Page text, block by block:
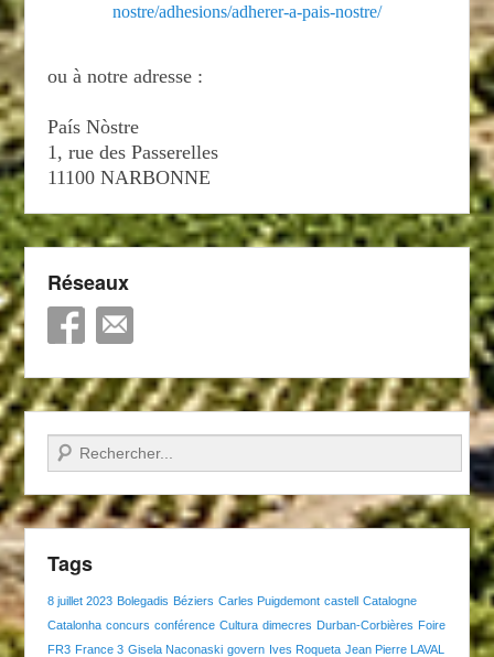
nostre/adhesions/adherer-a-pais-nostre/
ou à notre adresse :
País Nòstre
1, rue des Passerelles
11100 NARBONNE
Réseaux
Recherche
Tags
8 juillet 2023 Bolegadis Béziers Carles Puigdemont castell Catalogne
Catalonha concurs conférence Cultura dimecres Durban-Corbières Foire
FR3 France 3 Gisela Naconaski govern Ives Roqueta Jean Pierre LAVAL